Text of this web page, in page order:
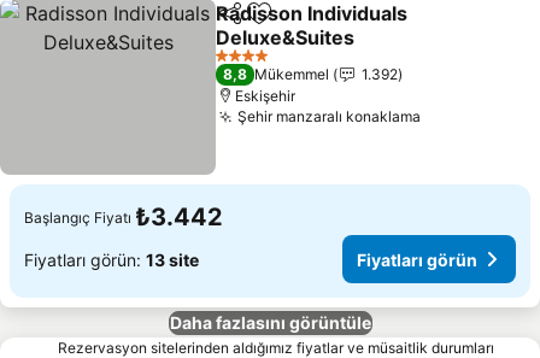
PaylaşFavorilerime ekle
Radisson Individuals
Deluxe&Suites
Fiyatları görün
4 Yıldız
8,8 Mükemmel
1.392
Eskişehir
Şehir manzaralı konaklama
Başlangıç Fiyatı ₺3.442
Fiyatları görün: 13 site Fiyatları görün
Daha fazlasını görüntüle
Rezervasyon sitelerinden aldığımız fiyatlar ve müsaitlik durumları